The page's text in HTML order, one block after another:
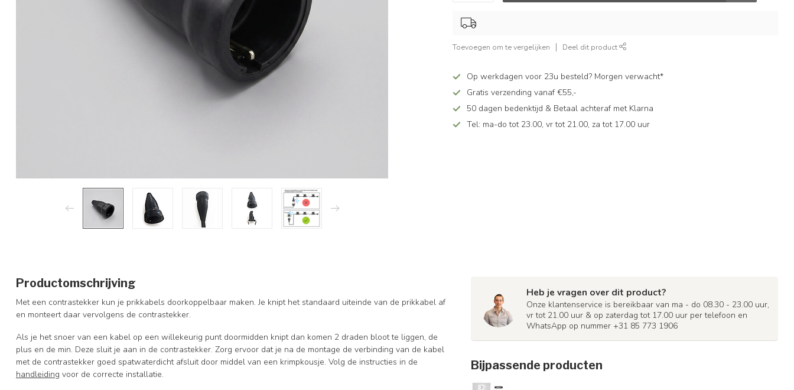
Toevoegen om te vergelijken Deel dit product
Op werkdagen voor 23u besteld? Morgen verwacht*
Gratis verzending vanaf €55,-
50 dagen bedenktijd & Betaal achteraf met Klarna
Tel: ma-do tot 23.00, vr tot 21.00, za tot 17.00 uur
Productomschrijving
Met een contrastekker kun je prikkabels doorkoppelbaar maken. Je knipt het standaard uiteinde van de prikkabel af
en monteert daar vervolgens de contrastekker.
Als je het snoer van een kabel op een willekeurig punt doormidden knipt dan komen 2 draden bloot te liggen, de
plus en de min. Deze sluit je aan in de contrastekker. Zorg ervoor dat je na de montage de verbinding van de kabel
met de contrastekker goed spatwaterdicht afsluit door middel van een krimpkousje. Volg de instructies in de
handleiding voor de correcte installatie.
Heb je vragen over dit product?
Onze klantenservice is bereikbaar van ma - do 08.30 - 23.00 uur,
vr tot 21.00 uur & op zaterdag tot 17.00 uur per telefoon en
WhatsApp op nummer +31 85 773 1906
Bijpassende producten